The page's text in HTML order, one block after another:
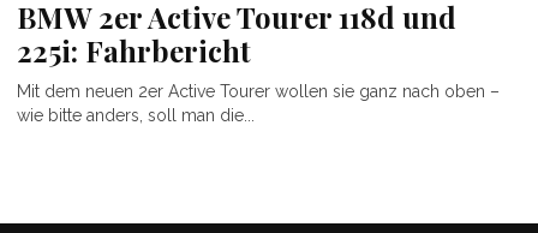
BMW 2er Active Tourer 118d und
225i: Fahrbericht
Mit dem neuen 2er Active Tourer wollen sie ganz nach oben –
wie bitte anders, soll man die...